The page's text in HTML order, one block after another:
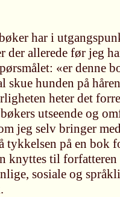
har i
der allerede før jeg
«er denne
skue hunden på
heter det
utseende og
jeg selv bringer
tykkelsen på en bok
knyttes til
sosiale og